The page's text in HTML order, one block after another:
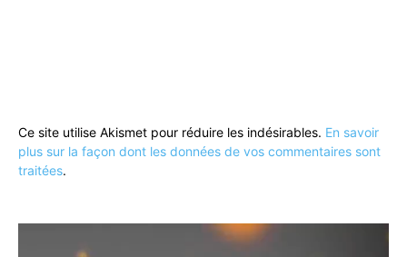
Ce site utilise Akismet pour réduire les indésirables. En savoir
plus sur la façon dont les données de vos commentaires sont
traitées.